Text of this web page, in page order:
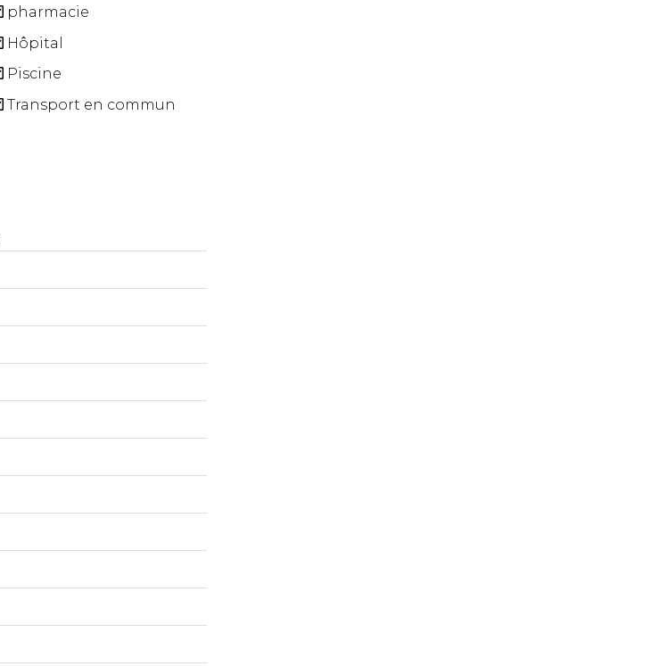
pharmacie
Hôpital
Piscine
Transport en commun